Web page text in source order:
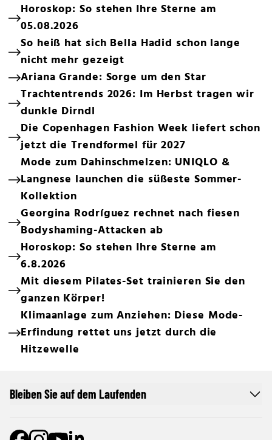
Horoskop: So stehen Ihre Sterne am
05.08.2026
So heiß hat sich Bella Hadid schon lange
nicht mehr gezeigt
Ariana Grande: Sorge um den Star
Trachtentrends 2026: Im Herbst tragen wir
dunkle Dirndl
Die Copenhagen Fashion Week liefert schon
jetzt die Trendformel für 2027
Mode zum Dahinschmelzen: UNIQLO &
Langnese launchen die süßeste Sommer-
Kollektion
Georgina Rodríguez rechnet nach fiesen
Bodyshaming-Attacken ab
Horoskop: So stehen Ihre Sterne am
6.8.2026
Mit diesem Pilates-Set trainieren Sie den
ganzen Körper!
Klimaanlage zum Anziehen: Diese Mode-
Erfindung rettet uns jetzt durch die
Hitzewelle
Bleiben Sie auf dem Laufenden